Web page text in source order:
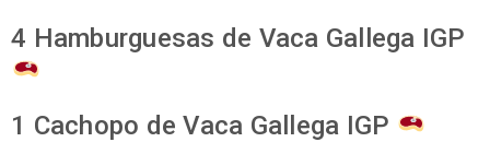
4 Hamburguesas de Vaca Gallega IGP
1 Cachopo de Vaca Gallega IGP